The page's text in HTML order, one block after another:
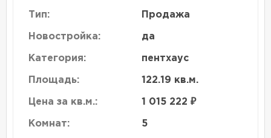
Тип: Продажа
Новостройка: да
Категория: пентхаус
Площадь: 122.19 кв.м.
Цена за кв.м.: 1 015 222 ₽
Комнат: 5